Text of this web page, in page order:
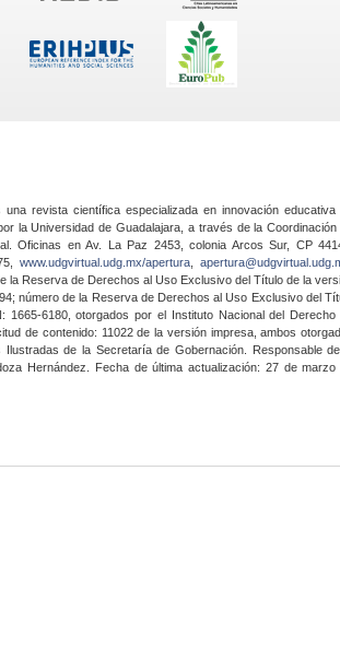
revista científica especializada en innovación educativa
la Universidad de Guadalajara, a través de la Coordinación
Oficinas en Av. La Paz 2453, colonia Arcos Sur, CP
www.udgvirtual.udg.mx/apertura
la Reserva de Derechos al Uso Exclusivo del Título de la
número de la Reserva de Derechos al Uso Exclusivo del
1665-6180, otorgados por el Instituto Nacional del Derecho
de contenido: 11022 de la versión impresa, ambos
de la Secretaría de Gobernación. Responsable
Hernández. Fecha de última actualización: 27 de marzo